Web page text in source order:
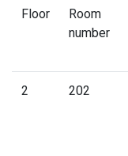
Floor
Room
number
2 202